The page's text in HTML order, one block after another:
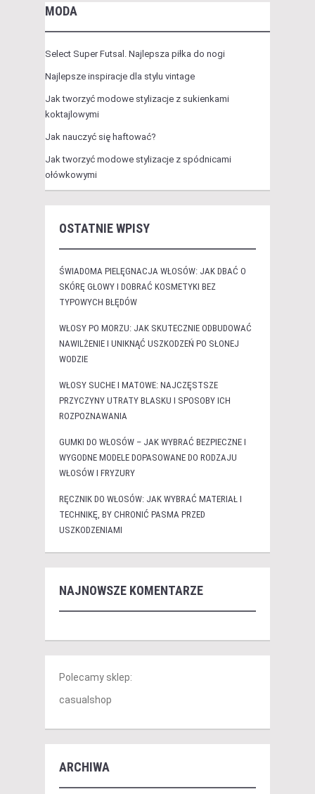
MODA
Select Super Futsal. Najlepsza piłka do nogi
Najlepsze inspiracje dla stylu vintage
Jak tworzyć modowe stylizacje z sukienkami
koktajlowymi
Jak nauczyć się haftować?
Jak tworzyć modowe stylizacje z spódnicami
ołówkowymi
OSTATNIE WPISY
ŚWIADOMA PIELĘGNACJA WŁOSÓW: JAK DBAĆ O
SKÓRĘ GŁOWY I DOBRAĆ KOSMETYKI BEZ
TYPOWYCH BŁĘDÓW
WŁOSY PO MORZU: JAK SKUTECZNIE ODBUDOWAĆ
NAWILŻENIE I UNIKNĄĆ USZKODZEŃ PO SŁONEJ
WODZIE
WŁOSY SUCHE I MATOWE: NAJCZĘSTSZE
PRZYCZYNY UTRATY BLASKU I SPOSOBY ICH
ROZPOZNAWANIA
GUMKI DO WŁOSÓW – JAK WYBRAĆ BEZPIECZNE I
WYGODNE MODELE DOPASOWANE DO RODZAJU
WŁOSÓW I FRYZURY
RĘCZNIK DO WŁOSÓW: JAK WYBRAĆ MATERIAŁ I
TECHNIKĘ, BY CHRONIĆ PASMA PRZED
USZKODZENIAMI
NAJNOWSZE KOMENTARZE
Polecamy sklep:
casualshop
ARCHIWA